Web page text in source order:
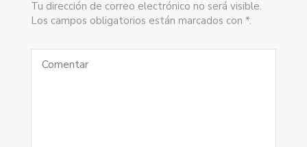
Tu dirección de correo electrónico no será visible.
Los campos obligatorios están marcados con *.